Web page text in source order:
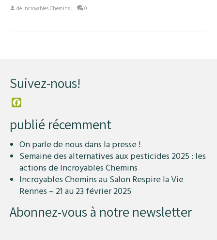
de Incroyables Chemins | 0
Suivez-nous!
publié récemment
On parle de nous dans la presse !
Semaine des alternatives aux pesticides 2025 : les
actions de Incroyables Chemins
Incroyables Chemins au Salon Respire la Vie
Rennes – 21 au 23 février 2025
Abonnez-vous à notre newsletter